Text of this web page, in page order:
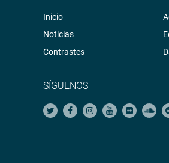
Inicio
Noticias
Contrastes
SÍGUENOS